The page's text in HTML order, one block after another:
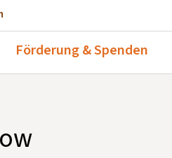
Förderung & Spenden